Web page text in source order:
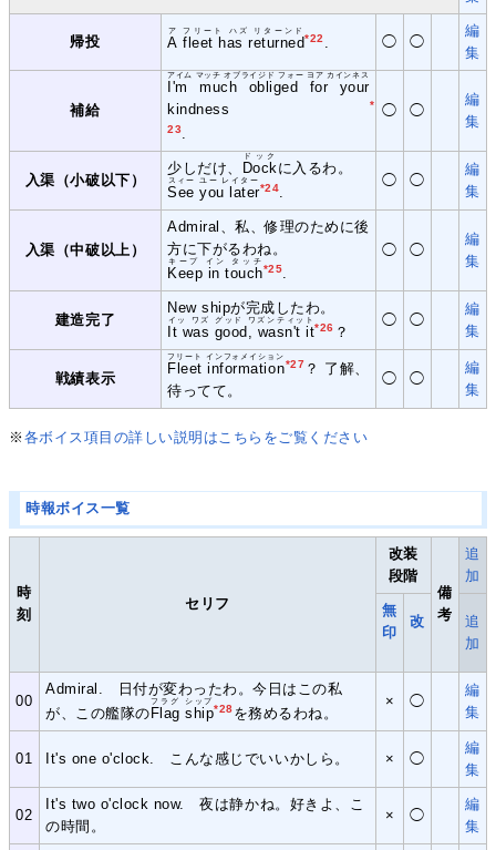
帰投 A fleet has returned
ア フリート ハズ リターンド
*22. ◯ ◯
編
集
補給
I'm much obliged for your
kindness
アイム マッチ オブライジド フォー ヨア カインネス
*
23.
◯ ◯
編
集
入渠（小破以下）
少しだけ、 Dock
ドック
に入るわ。
See you later
スィー ユー レイター
*24.
◯ ◯
編
集
入渠（中破以上）
Admiral、私、修理のために後
方に下がるわね。
Keep in touch
キープ イン タッチ
*25.
◯ ◯
編
集
建造完了
New shipが完成したわ。
It was good, wasn't it
イッ ワズ グッド ワズンティット
*26 ？
◯ ◯
編
集
戦績表示
Fleet information
フリート インフォメイション
*27 ？ 了解、
待ってて。
◯ ◯
編
集
※ 各ボイス項目の詳しい説明はこちらをご覧ください
時報ボイス一覧
時
刻
セリフ
改装
段階
備
考
追
加
無
印
改
追
加
00
Admiral. 日付が変わったわ。今日はこの私
が、この艦隊のFlag ship
フラグ シップ
*28を務めるわね。
× ◯
編
集
01 It's one o'clock. こんな感じでいいかしら。 × ◯
編
集
02
It's two o'clock now. 夜は静かね。好きよ、こ
の時間。
× ◯
編
集